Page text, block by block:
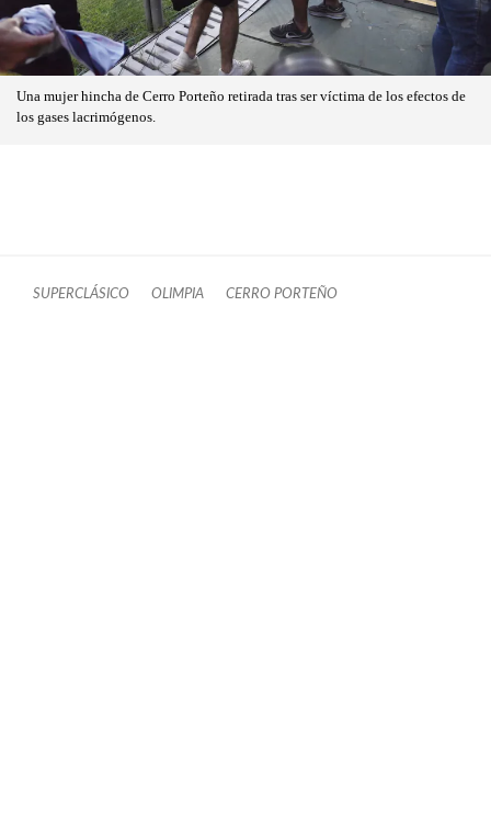
Una mujer hincha de Cerro Porteño retirada tras ser víctima de los efectos de
los gases lacrimógenos.
SUPERCLÁSICO OLIMPIA CERRO PORTEÑO